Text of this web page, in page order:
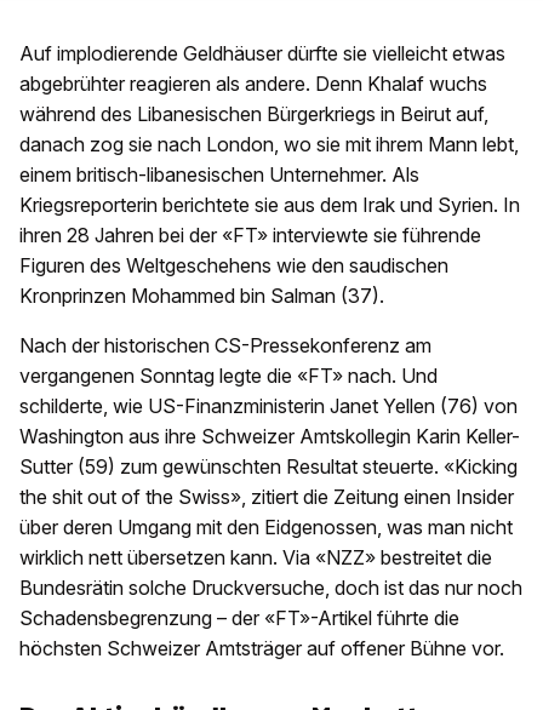
Auf implodierende Geldhäuser dürfte sie vielleicht etwas
abgebrühter reagieren als andere. Denn Khalaf wuchs
während des Libanesischen Bürgerkriegs in Beirut auf,
danach zog sie nach London, wo sie mit ihrem Mann lebt,
einem britisch-libanesischen Unternehmer. Als
Kriegsreporterin berichtete sie aus dem Irak und Syrien. In
ihren 28 Jahren bei der «FT» interviewte sie führende
Figuren des Weltgeschehens wie den saudischen
Kronprinzen Mohammed bin Salman (37).
Nach der historischen CS-Pressekonferenz am
vergangenen Sonntag legte die «FT» nach. Und
schilderte, wie US-Finanzministerin Janet Yellen (76) von
Washington aus ihre Schweizer Amtskollegin Karin Keller-
Sutter (59) zum gewünschten Resultat steuerte. «Kicking
the shit out of the Swiss», zitiert die Zeitung einen Insider
über deren Umgang mit den Eidgenossen, was man nicht
wirklich nett übersetzen kann. Via «NZZ» bestreitet die
Bundesrätin solche Druckversuche, doch ist das nur noch
Schadensbegrenzung – der «FT»-Artikel führte die
höchsten Schweizer Amtsträger auf offener Bühne vor.